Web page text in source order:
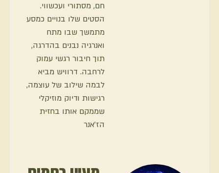
חם, מסתורי ועכשווי.
הסטים שלו בנויים כמסע
מתמשך שבו מתח
ואנרגיה נבנים בהדרגה,
תוך חיבור רגשי עמוק
לרחבה. דרוויש מביא
לבמה שילוב של עוצמה,
רגישות ודיוק מוזיקלי
שממקם אותו בחזית
הז’אנר